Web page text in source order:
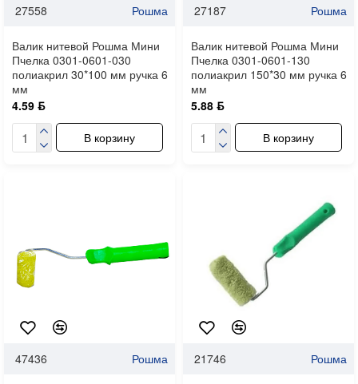
27558 Рошма
Валик нитевой Рошма Мини
Пчелка 0301-0601-030
полиакрил 30*100 мм ручка 6
мм
4.59 ƃ
В корзину
27187 Рошма
Валик нитевой Рошма Мини
Пчелка 0301-0601-130
полиакрил 150*30 мм ручка 6
мм
5.88 ƃ
В корзину
47436 Рошма 21746 Рошма